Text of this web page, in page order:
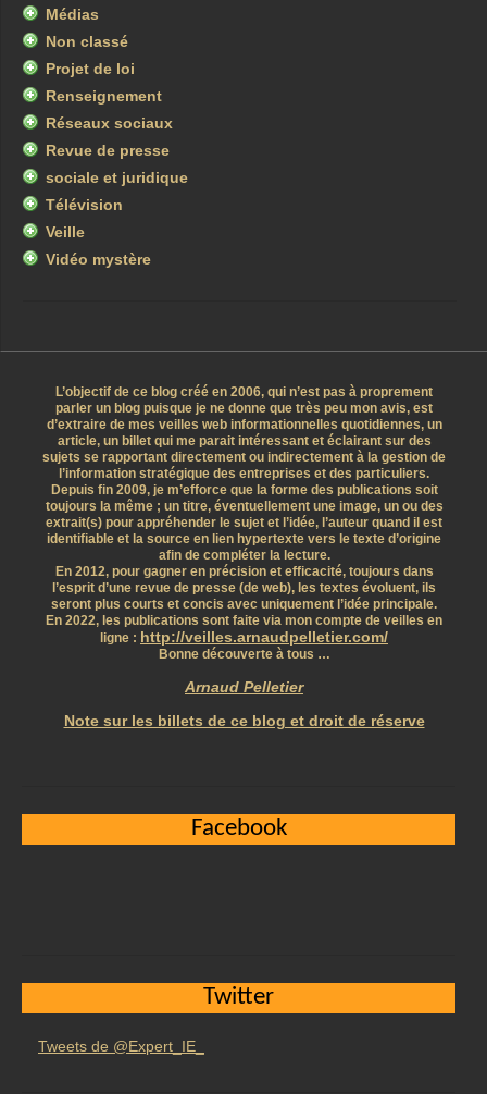
Médias
Non classé
Projet de loi
Renseignement
Réseaux sociaux
Revue de presse
sociale et juridique
Télévision
Veille
Vidéo mystère
L’objectif de ce blog créé en 2006, qui n’est pas à proprement
parler un blog puisque je ne donne que très peu mon avis, est
d’extraire de mes veilles web informationnelles quotidiennes, un
article, un billet qui me parait intéressant et éclairant sur des
sujets se rapportant directement ou indirectement à la gestion de
l’information stratégique des entreprises et des particuliers.
Depuis fin 2009, je m’efforce que la forme des publications soit
toujours la même ; un titre, éventuellement une image, un ou des
extrait(s) pour appréhender le sujet et l’idée, l’auteur quand il est
identifiable et la source en lien hypertexte vers le texte d’origine
afin de compléter la lecture.
En 2012, pour gagner en précision et efficacité, toujours dans
l’esprit d’une revue de presse (de web), les textes évoluent, ils
seront plus courts et concis avec uniquement l’idée principale.
En 2022, les publications sont faite via mon compte de veilles en
ligne : http://veilles.arnaudpelletier.com/
Bonne découverte à tous …
Arnaud Pelletier
Note sur les billets de ce blog et droit de réserve
Facebook
Twitter
Tweets de @Expert_IE_